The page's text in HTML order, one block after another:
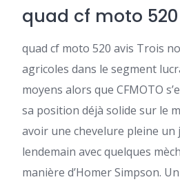
quad cf moto
quad cf moto 520 avis Trois
agricoles dans le segment
moyens alors que CFMOTO
sa position déjà solide sur le
avoir une chevelure pleine un
lendemain avec quelques
manière d’Homer Simpson.